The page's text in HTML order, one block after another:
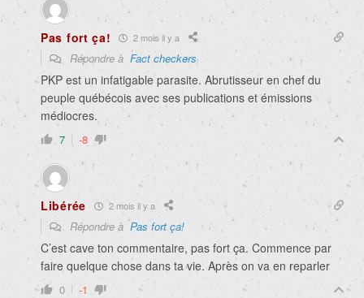
Pas fort ça! 2 mois il y a
Répondre à Fact checkers
PKP est un infatigable parasite. Abrutisseur en chef du
peuple québécois avec ses publications et émissions
médiocres.
7 -8
Libérée 2 mois il y a
Répondre àPas fort ça!
C’est cave ton commentaire, pas fort ça. Commence par
faire quelque chose dans ta vie. Après on va en reparler
0 -1